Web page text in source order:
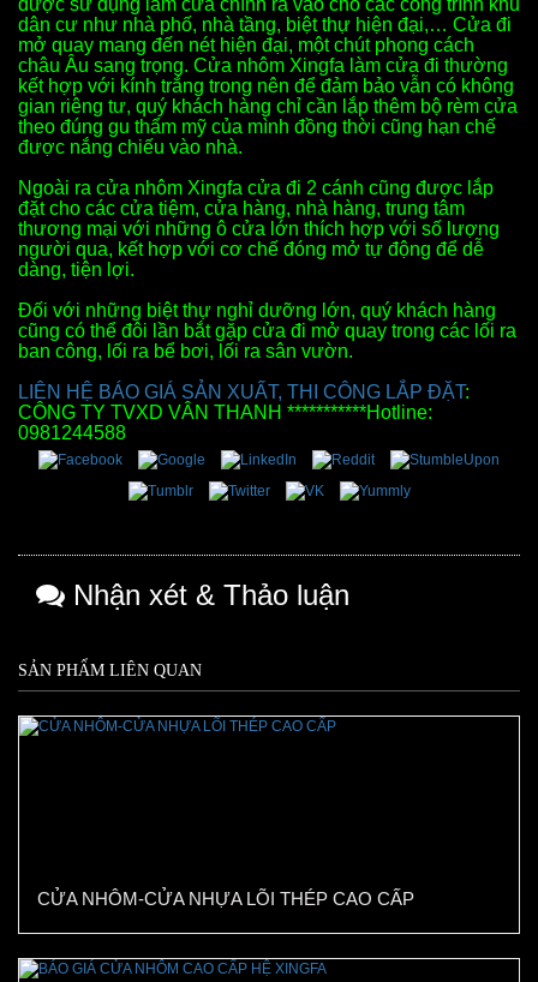
được sử dụng làm cửa chính ra vào cho các công trình khu
dân cư như nhà phố, nhà tầng, biệt thự hiện đại,… Cửa đi
mở quay mang đến nét hiện đại, một chút phong cách
châu Âu sang trọng. Cửa nhôm Xingfa làm cửa đi thường
kết hợp với kính trắng trong nên để đảm bảo vẫn có không
gian riêng tư, quý khách hàng chỉ cần lắp thêm bộ rèm cửa
theo đúng gu thẩm mỹ của mình đồng thời cũng hạn chế
được nắng chiếu vào nhà.
Ngoài ra cửa nhôm Xingfa cửa đi 2 cánh cũng được lắp
đặt cho các cửa tiệm, cửa hàng, nhà hàng, trung tâm
thương mại với những ô cửa lớn thích hợp với số lượng
người qua, kết hợp với cơ chế đóng mở tự động để dễ
dàng, tiện lợi.
Đối với những biệt thự nghỉ dưỡng lớn, quý khách hàng
cũng có thể đôi lần bắt gặp cửa đi mở quay trong các lối ra
ban công, lối ra bể bơi, lối ra sân vườn.
LIÊN HỆ BÁO GIÁ SẢN XUẤT, THI CÔNG LẮP ĐẶT:
CÔNG TY TVXD VÂN THANH ***********Hotline:
0981244588
Nhận xét & Thảo luận
SẢN PHẨM LIÊN QUAN
CỬA NHÔM-CỬA NHỰA LÕI THÉP CAO CẤP